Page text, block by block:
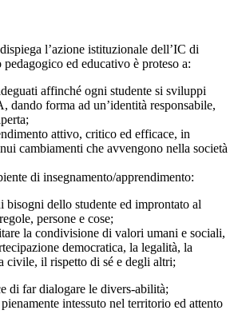
l’azione istituzionale dell’IC di
ed educativo è proteso a:
affinché ogni studente si sviluppi
dando forma ad un’identità responsabile,
attivo, critico ed efficace, in
cambiamenti che avvengono nella società
di insegnamento/apprendimento:
bisogni dello studente ed improntato al
regole, persone e cose;
la condivisione di valori umani e sociali,
democratica, la legalità, la
civile, il rispetto di sé e degli altri;
di far dialogare le divers-abilità;
intessuto nel territorio ed attento